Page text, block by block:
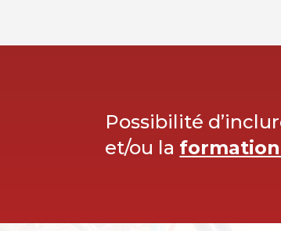
Possibilité
et/ou la